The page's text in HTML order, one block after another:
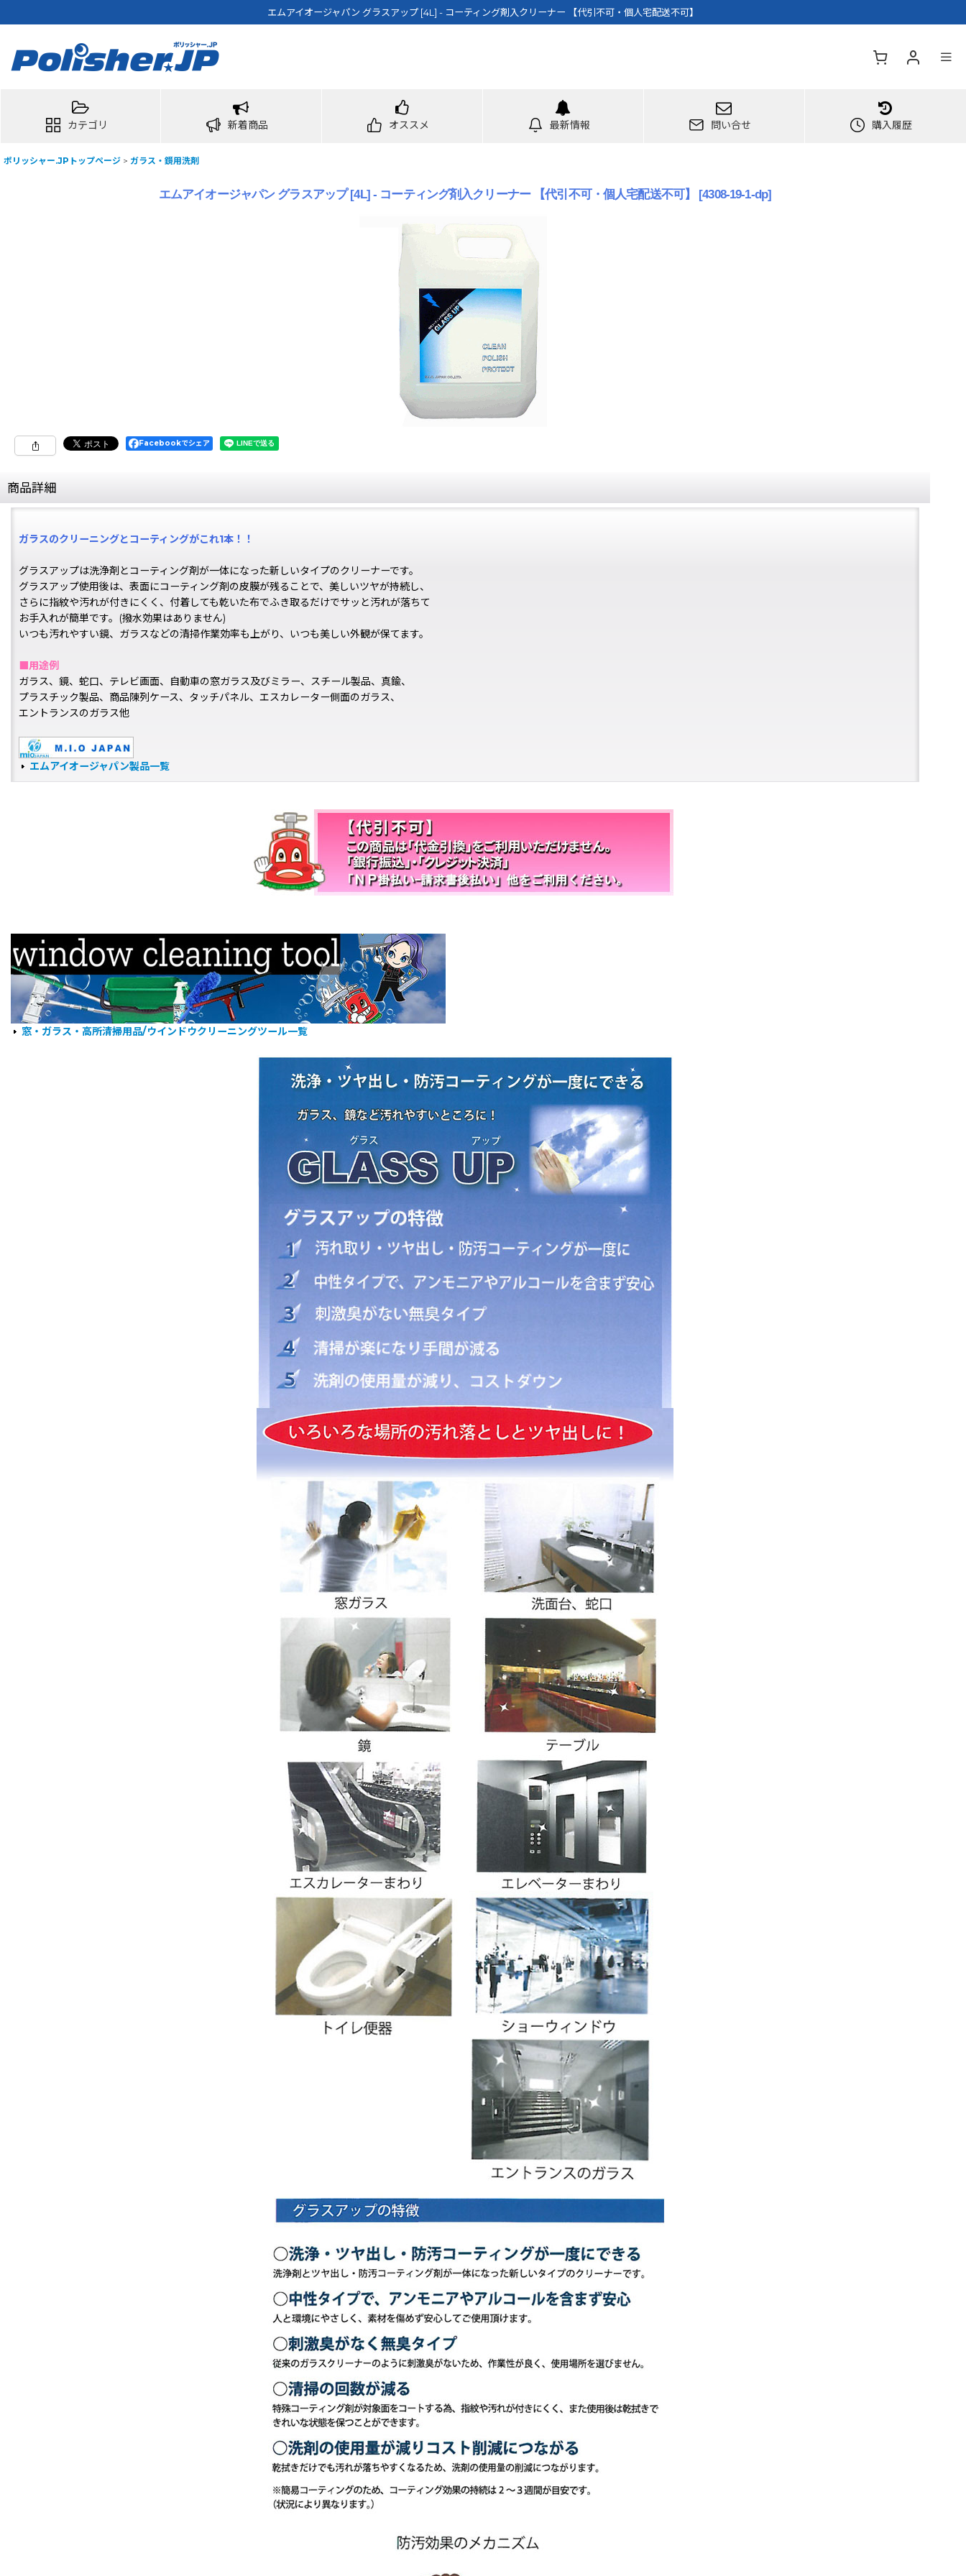
エムアイオージャパン グラスアップ [4L] - コーティング剤入クリーナー 【代引不可・個人宅配送不可】
カテゴリ 新着商品 オススメ 最新情報 問い合せ 購入履歴
ポリッシャー.JPトップページ > ガラス・鏡用洗剤
エムアイオージャパン グラスアップ [4L] - コーティング剤入クリーナー 【代引不可・個人宅配送不可】 [4308-19-1-dp]
Facebookでシェア
商品詳細
ガラスのクリーニングとコーティングがこれ1本！！
グラスアップは洗浄剤とコーティング剤が一体になった新しいタイプのクリーナーです。
グラスアップ使用後は、表面にコーティング剤の皮膜が残ることで、美しいツヤが持続し、
さらに指紋や汚れが付きにくく、付着しても乾いた布でふき取るだけでサッと汚れが落ちて
お手入れが簡単です。(撥水効果はありません)
いつも汚れやすい鏡、ガラスなどの清掃作業効率も上がり、いつも美しい外観が保てます。
■用途例
ガラス、鏡、蛇口、テレビ画面、自動車の窓ガラス及びミラー、スチール製品、真鍮、
プラスチック製品、商品陳列ケース、タッチパネル、エスカレーター側面のガラス、
エントランスのガラス他
エムアイオージャパン製品一覧
窓・ガラス・高所清掃用品/ウインドウクリーニングツール一覧